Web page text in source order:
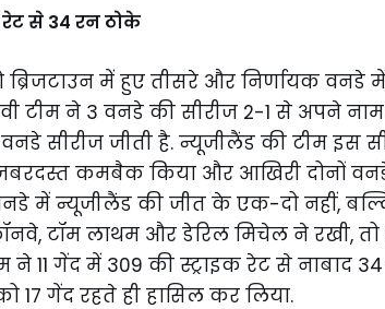
से 34 रन ठोके
में हुए तीसरे और निर्णायक वनडे
टीम ने 3 वनडे की सीरीज 2-1 से अपने
सीरीज जीती है. न्यूजीलैंड की टीम इस
कमबैक किया और आखिरी दोनों
में न्यूजीलैंड की जीत के एक-दो नहीं,
टॉम लाथम और डेरिल मिचेल ने रखी,
11 गेंद में 309 की स्ट्राइक रेट से नाबाद
17 गेंद रहते ही हासिल कर लिया.